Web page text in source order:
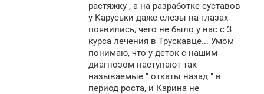
растяжку , а на разработке суставов
у Каруськи даже слезы на глазах
появились, чего не было у нас с 3
курса лечения в Трускавце... Умом
понимаю, что у деток с нашим
диагнозом наступают так
называемые " откаты назад " в
период роста, и Карина не